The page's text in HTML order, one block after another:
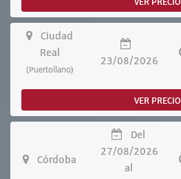
VER PRECIO
Ciudad
Real
(Puertollano)
23/08/2026
VER PRECIO
Córdoba
Del
27/08/2026
al